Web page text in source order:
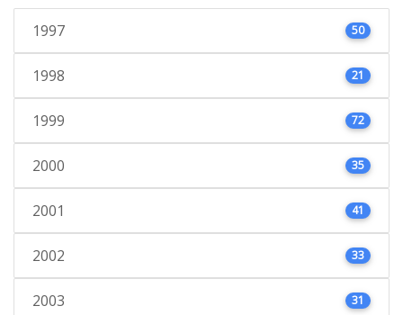
1997 50
1998 21
1999 72
2000 35
2001 41
2002 33
2003 31